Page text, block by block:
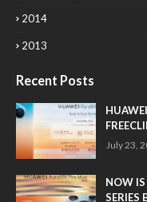
2014
2013
Recent Posts
July 23,
NOW
SERIES